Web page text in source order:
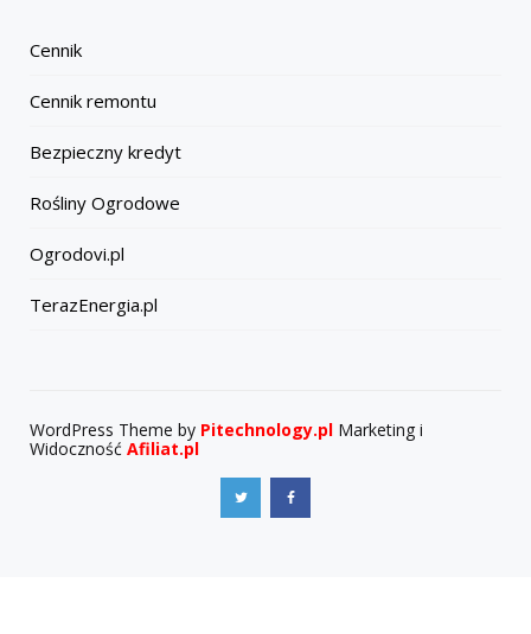
Cennik
Cennik remontu
Bezpieczny kredyt
Rośliny Ogrodowe
Ogrodovi.pl
TerazEnergia.pl
WordPress Theme by Pitechnology.pl Marketing i
Widoczność Afiliat.pl